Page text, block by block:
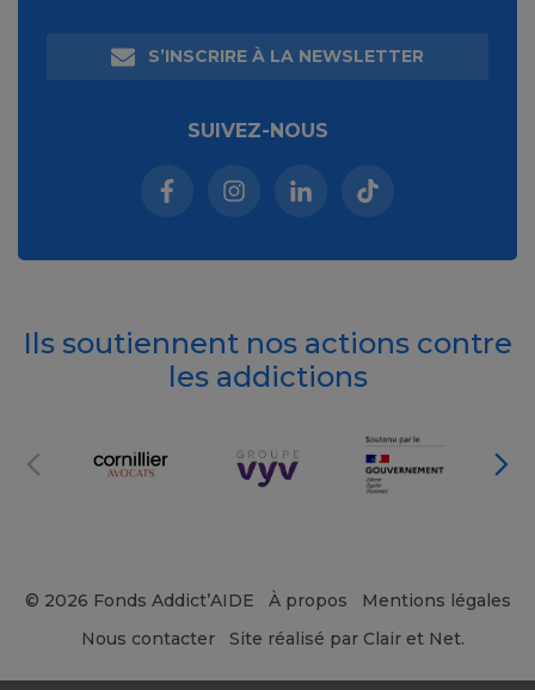
S’INSCRIRE À LA NEWSLETTER
SUIVEZ-NOUS
Facebook (nouvelle fenêtre)
Instagram (nouvelle fenêtre)
Linkedin (nouvelle
Tiktok (nouvelle
Ils soutiennent nos actions contre
les addictions
© 2026 Fonds Addict’AIDE À propos
Mentions légales
Nous contacter
Site réalisé par Clair et Net.